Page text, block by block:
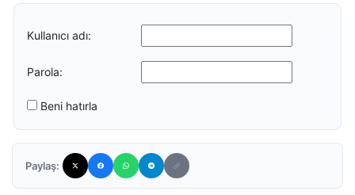
Kullanıcı adı:
Parola:
Beni hatırla
Paylaş: